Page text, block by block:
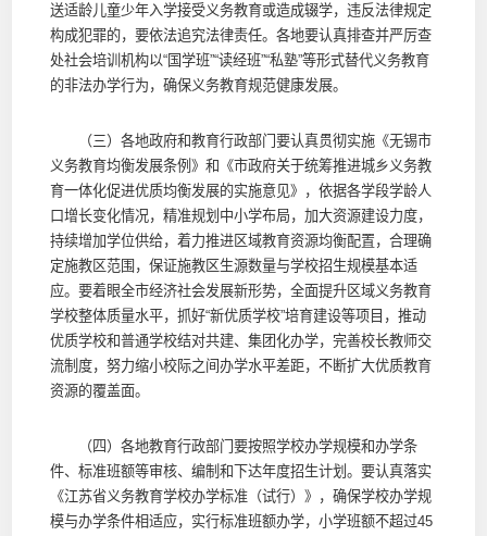
送适龄儿童少年入学接受义务教育或造成辍学，违反法律规定
构成犯罪的，要依法追究法律责任。各地要认真排查并严厉查
处社会培训机构以“国学班”“读经班”“私塾”等形式替代义务教育
的非法办学行为，确保义务教育规范健康发展。
（三）各地政府和教育行政部门要认真贯彻实施《无锡市
义务教育均衡发展条例》和《市政府关于统筹推进城乡义务教
育一体化促进优质均衡发展的实施意见》，依据各学段学龄人
口增长变化情况，精准规划中小学布局，加大资源建设力度，
持续增加学位供给，着力推进区域教育资源均衡配置，合理确
定施教区范围，保证施教区生源数量与学校招生规模基本适
应。要着眼全市经济社会发展新形势，全面提升区域义务教育
学校整体质量水平，抓好“新优质学校”培育建设等项目，推动
优质学校和普通学校结对共建、集团化办学，完善校长教师交
流制度，努力缩小校际之间办学水平差距，不断扩大优质教育
资源的覆盖面。
（四）各地教育行政部门要按照学校办学规模和办学条
件、标准班额等审核、编制和下达年度招生计划。要认真落实
《江苏省义务教育学校办学标准（试行）》，确保学校办学规
模与办学条件相适应，实行标准班额办学，小学班额不超过45